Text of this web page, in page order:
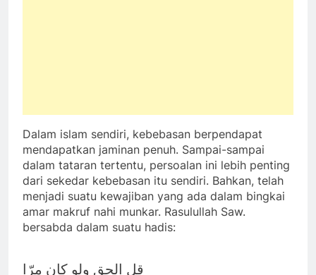
Dalam islam sendiri, kebebasan berpendapat
mendapatkan jaminan penuh. Sampai-sampai
dalam tataran tertentu, persoalan ini lebih penting
dari sekedar kebebasan itu sendiri. Bahkan, telah
menjadi suatu kewajiban yang ada dalam bingkai
amar makruf nahi munkar. Rasulullah Saw.
bersabda dalam suatu hadis:
قل الحق ولو كان مرّا